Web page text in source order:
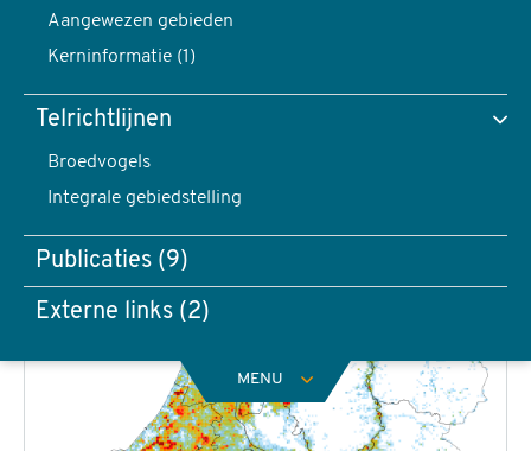
Aangewezen gebieden
Kerninformatie (1)
Telrichtlijnen
Broedvogels
Integrale gebiedstelling
Publicaties (9)
Externe links (2)
MENU